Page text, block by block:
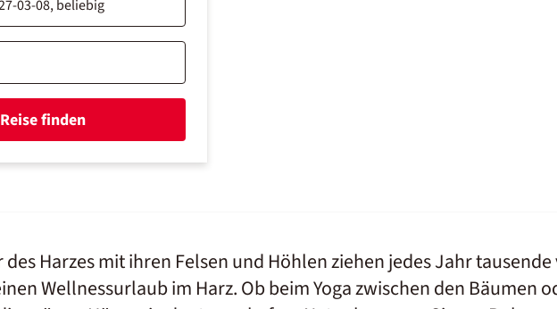
Reise finden
Harzes mit ihren Felsen und Höhlen ziehen jedes Jahr
Wellnessurlaub im Harz. Ob beim Yoga zwischen den Bäumen